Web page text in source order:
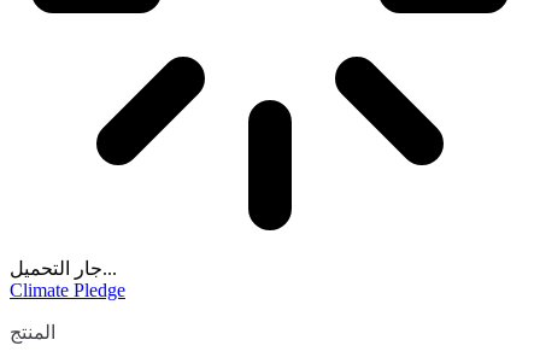
جار التحميل...
Climate Pledge
المنتج